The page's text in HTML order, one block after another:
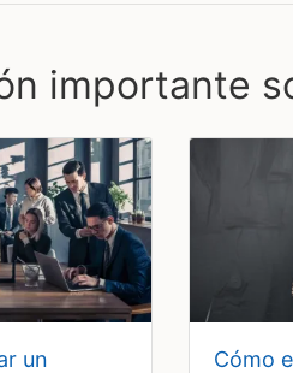
importante
cómo encontrar un bufete